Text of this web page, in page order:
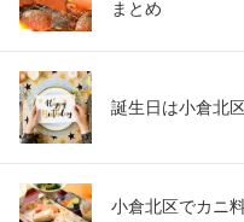
まとめ
誕生日は小倉北
小倉北区でカニ